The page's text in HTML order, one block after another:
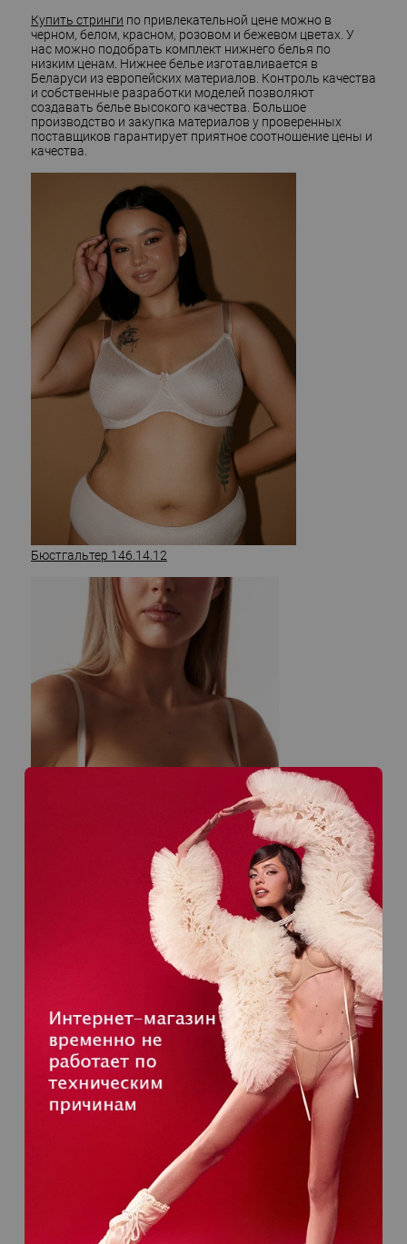
Купить стринги по привлекательной цене можно в
черном, белом, красном, розовом и бежевом цветах. У
нас можно подобрать комплект нижнего белья по
низким ценам. Нижнее белье изготавливается в
Беларуси из европейских материалов. Контроль качества
и собственные разработки моделей позволяют
создавать белье высокого качества. Большое
производство и закупка материалов у проверенных
поставщиков гарантирует приятное соотношение цены и
качества.
Бюстгальтер 146.14.12